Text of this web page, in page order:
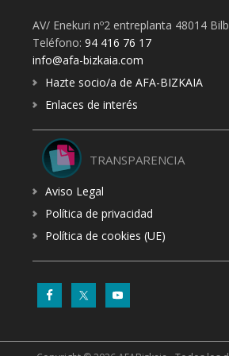
AV/ Enekuri nº2 entreplanta 48014
Teléfono: 94 416 76 17
info@afa-bizkaia.com
Hazte socio/a de AFA-BIZKAIA
Enlaces de interés
TRANSPARENCIA
Aviso Legal
Política de privacidad
Política de cookies (UE)